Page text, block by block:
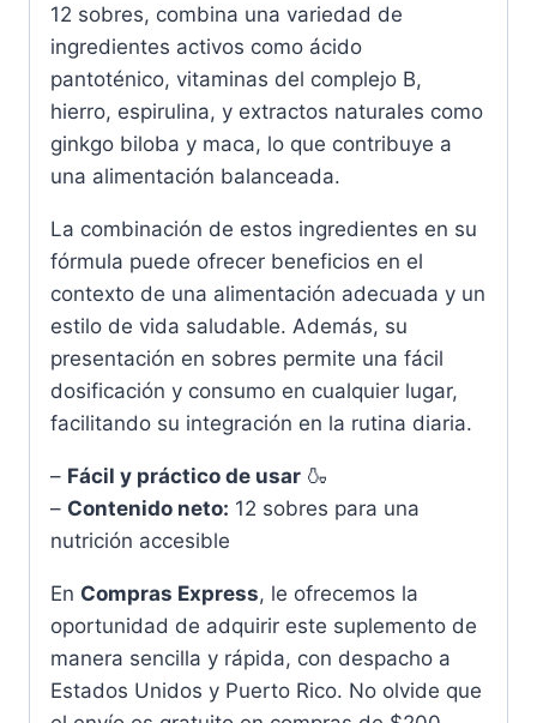
12 sobres, combina una variedad de
ingredientes activos como ácido
pantoténico, vitaminas del complejo B,
hierro, espirulina, y extractos naturales como
ginkgo biloba y maca, lo que contribuye a
una alimentación balanceada.
La combinación de estos ingredientes en su
fórmula puede ofrecer beneficios en el
contexto de una alimentación adecuada y un
estilo de vida saludable. Además, su
presentación en sobres permite una fácil
dosificación y consumo en cualquier lugar,
facilitando su integración en la rutina diaria.
– Fácil y práctico de usar 🍶
– Contenido neto: 12 sobres para una
nutrición accesible
En Compras Express, le ofrecemos la
oportunidad de adquirir este suplemento de
manera sencilla y rápida, con despacho a
Estados Unidos y Puerto Rico. No olvide que